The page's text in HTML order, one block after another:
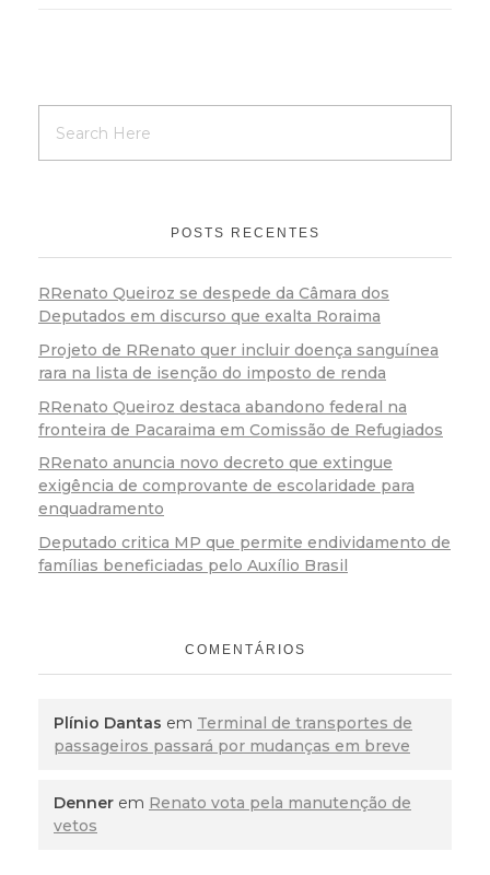
POSTS RECENTES
RRenato Queiroz se despede da Câmara dos
Deputados em discurso que exalta Roraima
Projeto de RRenato quer incluir doença sanguínea
rara na lista de isenção do imposto de renda
RRenato Queiroz destaca abandono federal na
fronteira de Pacaraima em Comissão de Refugiados
RRenato anuncia novo decreto que extingue
exigência de comprovante de escolaridade para
enquadramento
Deputado critica MP que permite endividamento de
famílias beneficiadas pelo Auxílio Brasil
COMENTÁRIOS
Plínio Dantas em Terminal de transportes de
passageiros passará por mudanças em breve
Denner em Renato vota pela manutenção de
vetos